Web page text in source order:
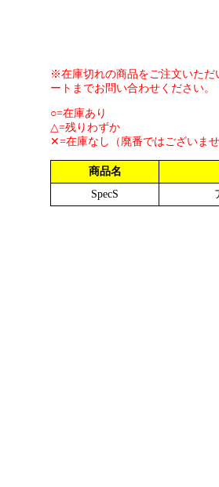
※在庫切れの商品をご注文いただ
ートまでお問い合わせください。
○=在庫あり
△=残りわずか
✕=在庫なし（廃番ではございませ
商品名
SpecS